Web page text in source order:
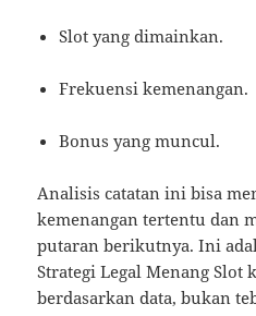
Slot yang dimainkan.
Frekuensi kemenangan.
Bonus yang muncul.
Analisis catatan ini bisa
kemenangan tertentu dan
putaran berikutnya. Ini
Strategi Legal Menang Slot
berdasarkan data, bukan